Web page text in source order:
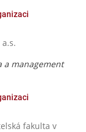
a management
fakulta v